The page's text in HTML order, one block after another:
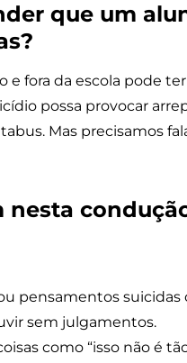
que um
e fora da escola pode
possa provocar
Mas precisamos
nesta
pensamentos
sem julgamentos.
como “isso não é